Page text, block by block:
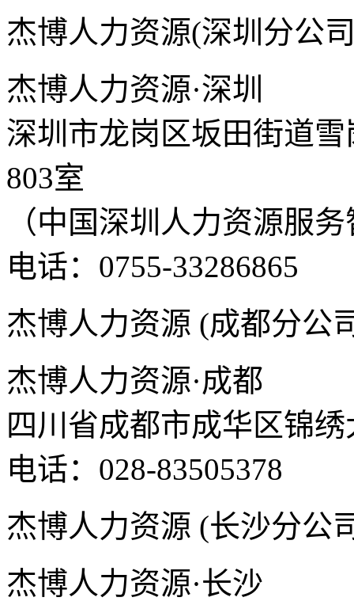
杰博人力资源(深圳分公
杰博人力资源·深圳
深圳市龙岗区坂田街道
803室
（中国深圳人力资源服
电话：0755-33286865
杰博人力资源 (成都分公
杰博人力资源·成都
四川省成都市成华区锦
电话：028-83505378
杰博人力资源 (长沙分公
杰博人力资源·长沙